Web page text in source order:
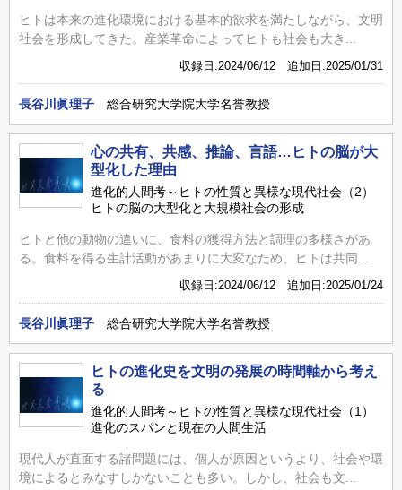
ヒトは本来の進化環境における基本的欲求を満たしながら、文明
社会を形成してきた。産業革命によってヒトも社会も大き...
収録日:2024/06/12 追加日:2025/01/31
長谷川眞理子 総合研究大学院大学名誉教授
心の共有、共感、推論、言語…ヒトの脳が大
型化した理由
進化的人間考～ヒトの性質と異様な現代社会（2）
ヒトの脳の大型化と大規模社会の形成
ヒトと他の動物の違いに、食料の獲得方法と調理の多様さがあ
る。食料を得る生計活動があまりに大変なため、ヒトは共同...
収録日:2024/06/12 追加日:2025/01/24
長谷川眞理子 総合研究大学院大学名誉教授
ヒトの進化史を文明の発展の時間軸から考え
る
進化的人間考～ヒトの性質と異様な現代社会（1）
進化のスパンと現在の人間生活
現代人が直面する諸問題には、個人が原因というより、社会や環
境によるとみなすしかないことも多い。しかし、社会も文...